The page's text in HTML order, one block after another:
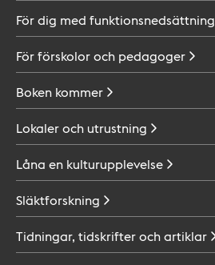
För dig med funktionsnedsättning
För förskolor och pedagoger
Boken kommer
Lokaler och utrustning
Låna en kulturupplevelse
Släktforskning
Tidningar, tidskrifter ochartiklar